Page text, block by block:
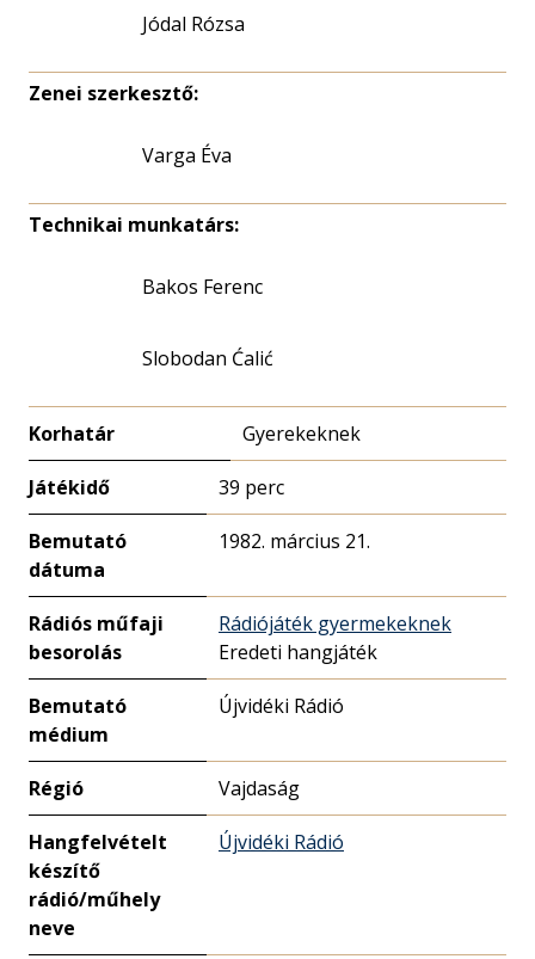
Jódal Rózsa
Zenei szerkesztő:
Varga Éva
Technikai munkatárs:
Bakos Ferenc
Slobodan Ćalić
Korhatár Gyerekeknek
Játékidő 39 perc
Bemutató
dátuma
1982. március 21.
Rádiós műfaji
besorolás
Rádiójáték gyermekeknek
Eredeti hangjáték
Bemutató
médium
Újvidéki Rádió
Régió Vajdaság
Hangfelvételt
készítő
rádió/műhely
neve
Újvidéki Rádió